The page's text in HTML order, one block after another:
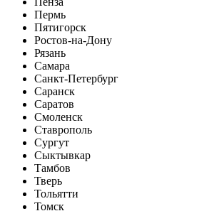
Пермь
Пятигорск
Ростов-на-Дону
Рязань
Самара
Санкт-Петербург
Саранск
Саратов
Смоленск
Ставрополь
Сургут
Сыктывкар
Тамбов
Тверь
Тольятти
Томск